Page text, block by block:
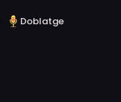
Doblatge